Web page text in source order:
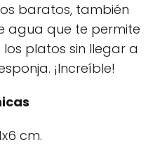
baratos, también
agua que te permite
platos sin llegar a
¡Increíble!
cm.